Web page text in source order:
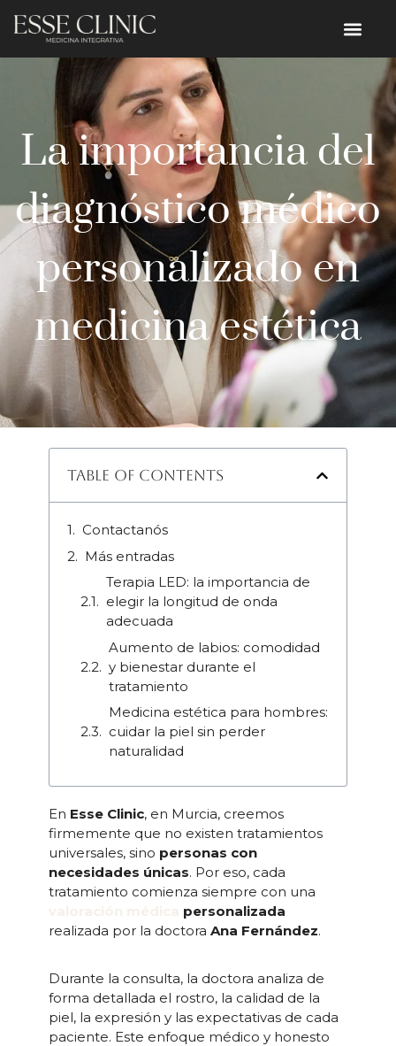
La importancia del
diagnóstico médico
personalizado en
medicina estética
Table of Contents
Contactanós
Más entradas
Terapia LED: la importancia de
elegir la longitud de onda
adecuada
Aumento de labios: comodidad
y bienestar durante el
tratamiento
Medicina estética para hombres:
cuidar la piel sin perder
naturalidad
En Esse Clinic, en Murcia, creemos
firmemente que no existen tratamientos
universales, sino personas con
necesidades únicas. Por eso, cada
tratamiento comienza siempre con una
personalizada
realizada por la doctora Ana Fernández.
Durante la consulta, la doctora analiza de
forma detallada el rostro, la calidad de la
piel, la expresión y las expectativas de cada
paciente. Este enfoque médico y honesto